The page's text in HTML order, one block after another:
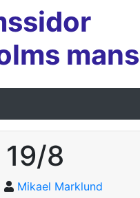
8
Mikael Marklund